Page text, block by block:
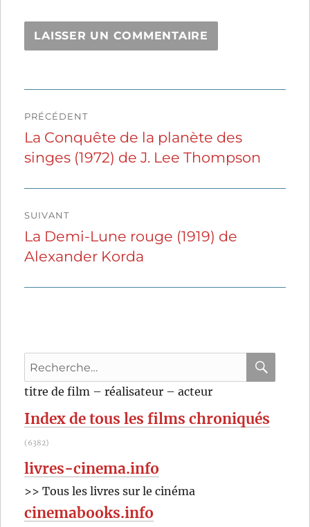
de
l’article
PRÉCÉDENT
Publication
précédente :
La Conquête de la planète des
singes (1972) de J. Lee Thompson
SUIVANT
Publication
suivante :
La Demi-Lune rouge (1919) de
Alexander Korda
Recherche
pour
:
titre de film – réalisateur – acteur
Index de tous les films chroniqués
(6382)
livres-cinema.info
>> Tous les livres sur le cinéma
cinemabooks.info